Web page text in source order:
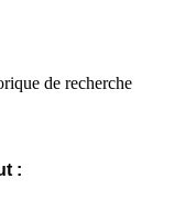
de recherche
: